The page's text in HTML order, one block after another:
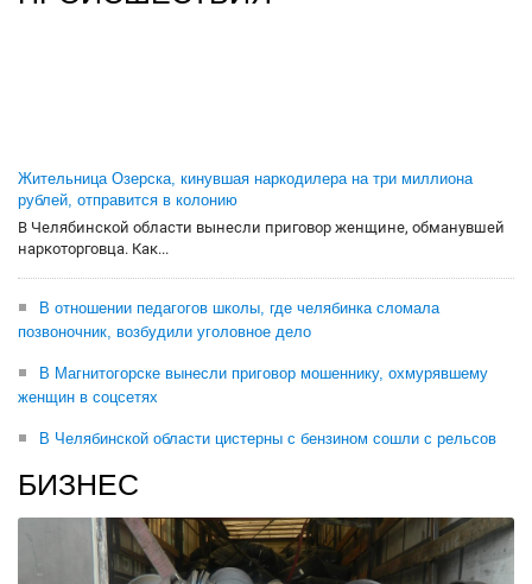
Жительница Озерска, кинувшая наркодилера на три миллиона
рублей, отправится в колонию
В Челябинской области вынесли приговор женщине, обманувшей
наркоторговца. Как...
В отношении педагогов школы, где челябинка сломала
позвоночник, возбудили уголовное дело
В Магнитогорске вынесли приговор мошеннику, охмурявшему
женщин в соцсетях
В Челябинской области цистерны с бензином сошли с рельсов
БИЗНЕС